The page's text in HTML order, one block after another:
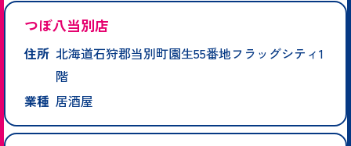
つぼ八当別店
住所 北海道石狩郡当別町園生55番地フラッグシティ1
階
業種 居酒屋